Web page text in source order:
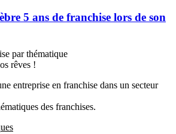
5 ans de franchise lors de son
par thématique
rêves !
entreprise en franchise dans un secteur
des franchises.